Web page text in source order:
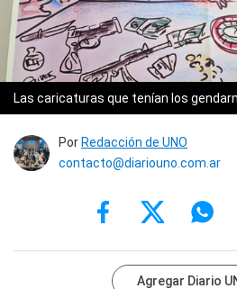
Las caricaturas que tenían los
Por Redacción de UNO
contacto@diariouno.com.ar
Agregar Diario